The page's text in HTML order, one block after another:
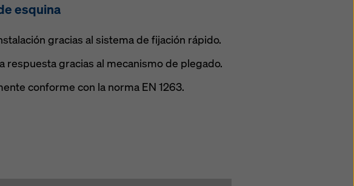
esquina
gracias al sistema de fijación rápido.
respuesta gracias al mecanismo de plegado.
conforme con la norma EN 1263.